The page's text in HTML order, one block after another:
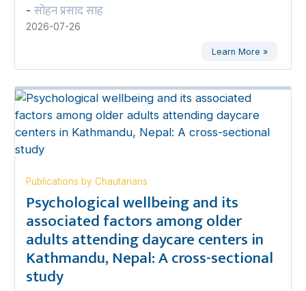
- सोहन प्रसाद साह
2026-07-26
Learn More »
Publications by Chautarians
Psychological wellbeing and its
associated factors among older
adults attending daycare centers in
Kathmandu, Nepal: A cross-sectional
study